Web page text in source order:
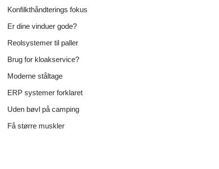
Konfilkthåndterings fokus
Er dine vinduer gode?
Reolsystemer til paller
Brug for kloakservice?
Moderne ståltage
ERP systemer forklaret
Uden bøvl på camping
Få større muskler